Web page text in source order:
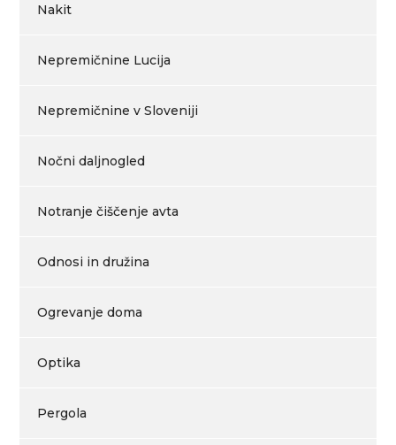
Nakit
Nepremičnine Lucija
Nepremičnine v Sloveniji
Nočni daljnogled
Notranje čiščenje avta
Odnosi in družina
Ogrevanje doma
Optika
Pergola